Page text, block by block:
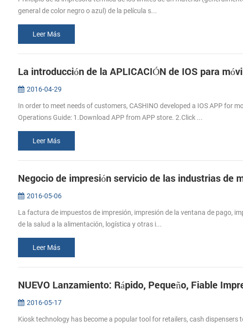
general de color negro o azul) de la película s...
Leer Más
La introducción de la APLICACIÓN de IOS para
2016-04-29
In order to meet needs of customers, CASHINO developed a IOS APP for
Operations Guide: 1.Download APP from APP store. 2.Click ...
Leer Más
Negocio de impresión servicio de las industrias de
2016-05-06
La factura de impuestos de impresión, impresión de la ventana de pago,
de la salud a la alimentación, logística y otras i...
Leer Más
NUEVO Lanzamiento: Rápido, Pequeño, Fiable
2016-05-17
Kiosk technology has become a popular tool for retailers, cash